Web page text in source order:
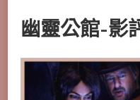
幽靈公館-影